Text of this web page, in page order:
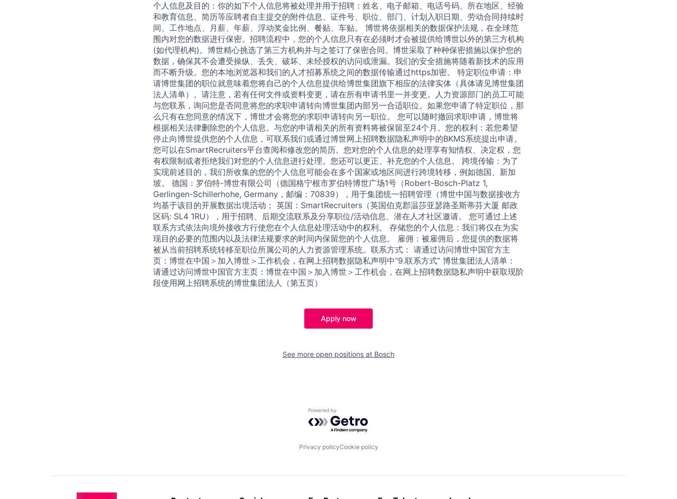
个人信息及目的：你的如下个人信息将被处理并用于招聘：姓名、电子邮箱、电话号码、所在地区、经验
和教育信息、简历等应聘者自主提交的附件信息、证件号、职位、部门、计划入职日期、劳动合同持续时
间、工作地点、月薪、年薪、浮动奖金比例、餐贴、车贴。 博世将依据相关的数据保护法规，在全球范
围内对您的数据进行保密。招聘流程中，您的个人信息只有在必须时才会被提供给博世以外的第三方机构
(如代理机构)。博世精心挑选了第三方机构并与之签订了保密合同。博世采取了种种保密措施以保护您的
数据，确保其不会遭受操纵、丢失、破坏、未经授权的访问或泄漏。我们的安全措施将随着新技术的应用
而不断升级。您的本地浏览器和我们的人才招募系统之间的数据传输通过https加密。 特定职位申请：申
请博世集团的职位就意味着您将自己的个人信息提供给博世集团旗下相应的法律实体（具体请见博世集团
法人清单）。请注意，若有任何文件或资料变更，请在所有申请书里一并变更。人力资源部门的员工可能
与您联系，询问您是否同意将您的求职申请转向博世集团内部另一合适职位。如果您申请了特定职位，那
么只有在您同意的情况下，博世才会将您的求职申请转向另一职位。 您可以随时撤回求职申请，博世将
根据相关法律删除您的个人信息。与您的申请相关的所有资料将被保留至24个月。您的权利：若您希望
停止向博世提供您的个人信息，可联系我们或通过博世网上招聘数据隐私声明中的BKMS系统提出申请。
您可以在SmartRecruiters平台查阅和修改您的简历。您对您的个人信息的处理享有知情权、决定权，您
有权限制或者拒绝我们对您的个人信息进行处理。您还可以更正、补充您的个人信息。 跨境传输：为了
实现前述目的，我们所收集的您的个人信息可能会在多个国家或地区间进行跨境转移，例如德国、新加
坡。 德国：罗伯特-博世有限公司（德国格宁根市罗伯特博世广场1号（Robert-Bosch-Platz 1,
Gerlingen-Schillerhohe, Germany，邮编：70839），用于集团统一招聘管理（博世中国与数据接收方
均基于该目的开展数据出境活动； 英国：SmartRecruiters（英国伯克郡温莎亚瑟路圣斯蒂芬大厦 邮政
区码: SL4 1RU），用于招聘、后期交流联系及分享职位/活动信息、潜在人才社区邀请。 您可通过上述
联系方式依法向境外接收方行使您在个人信息处理活动中的权利。 存储您的个人信息：我们将仅在为实
现目的必要的范围内以及法律法规要求的时间内保留您的个人信息。 雇佣：被雇佣后，您提供的数据将
被从当前招聘系统转移至职位所属公司的人力资源管理系统。联系方式： 请通过访问博世中国官方主
页：博世在中国＞加入博世＞工作机会，在网上招聘数据隐私声明中“9.联系方式” 博世集团法人清单：
请通过访问博世中国官方主页：博世在中国＞加入博世＞工作机会，在网上招聘数据隐私声明中获取现阶
段使用网上招聘系统的博世集团法人（第五页）
Apply now
See more open positions at Bosch
Powered by Getro.com
Privacy policyCookie policy